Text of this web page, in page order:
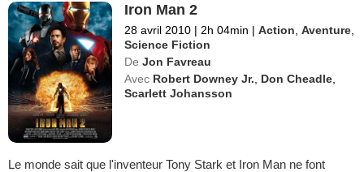
Iron Man 2
28 avril 2010 | 2h 04min | Action ,Aventure
Science Fiction
De Jon Favreau
Avec Robert Downey Jr. Don Cheadle
Scarlett Johansson
Le monde sait que l'inventeur Tony Stark et Iron Man ne font